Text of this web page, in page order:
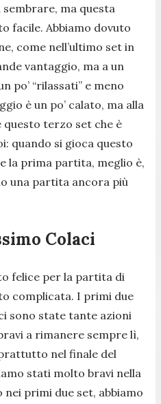
ma questa
facile. Abbiamo dovuto
come nell’ultimo set in
vantaggio, ma a un
po’ “rilassati” e meno
è un po’ calato, ma alla
questo terzo set che è
quando si gioca questo
la prima partita, meglio è,
una partita ancora più
Colaci
felice per la partita di
complicata. I primi due
sono state tante azioni
a rimanere sempre lì,
nel finale del
stati molto bravi nella
primi due set, abbiamo